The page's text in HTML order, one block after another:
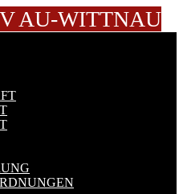
AU-WITTNAU